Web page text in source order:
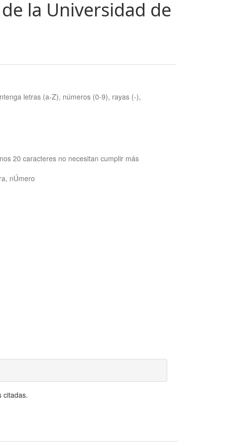
la Universidad de
letras (a-Z), números (0-9), rayas (-),
20 caracteres no necesitan cumplir más
nÚmero
citadas.